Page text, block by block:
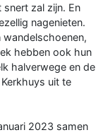
zal zijn. En
nagenieten.
wandelschoenen,
hebben ook hun
halverwege en de
uit te
2023 samen